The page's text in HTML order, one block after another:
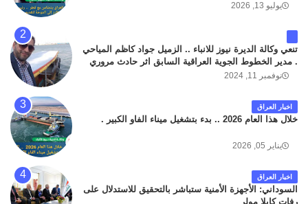
يوليو 13, 2026
تنعي وكالة الديرة نيوز للانباء .. الزميل جواد كاظم المياحي
. مدير الخطوط الجوية العراقية السابق اثر حادث مروري
داخل مطار البصرة الدولي اليوم الاثنين على الطريق
كان سبب الحادث يعود لتصادم عجلته مع عجلة نوع كيا بنكو
تابعة لشركة الهلال الماسكة لإعمار مطار البصرة الدولي .
سائلين الله عز وجل ان يتغمد الفقيد بواسع رحمته ، و انا
نوفمبر 11, 2024
اخبار العراق
خلال هذا العام 2026 .. بدء بتشغيل ميناء الفاو الكبير .
يناير 05, 2026
اخبار العراق
السوداني: الأجهزة الأمنية ستباشر بالتحقيق للاستدلال على
رفات كايلا مولر